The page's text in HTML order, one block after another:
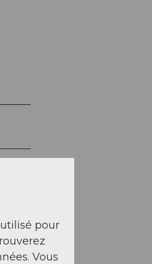
pour
Vous